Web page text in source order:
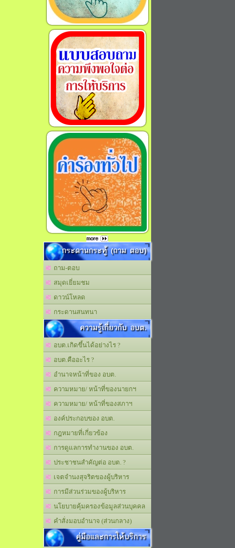
กระดานกระทู้ (ถาม ตอบ)
ถาม-ตอบ
สมุดเยี่ยมชม
ดาวน์โหลด
กระดานสนทนา
ความรู้เกี่ยวกับ อบต.
อบต.เกิดขึ้นได้อย่างไร ?
อบต.คืออะไร ?
อำนาจหน้าที่ของ อบต.
ความหมาย/ หน้าที่ของนายกฯ
ความหมาย/ หน้าที่ของสภาฯ
องค์ประกอบของ อบต.
กฎหมายที่เกี่ยวข้อง
การดูแลการทำงานของ อบต.
ประชาชนสำคัญต่อ อบต. ?
เจตจำนงสุจริตของผู้บริหาร
การมีส่วนร่วมของผู้บริหาร
นโยบายคุ้มครองข้อมูลส่วนบุคคล
คำสั่งมอบอำนาจ (ส่วนกลาง)
คู่มือและการให้บริการ